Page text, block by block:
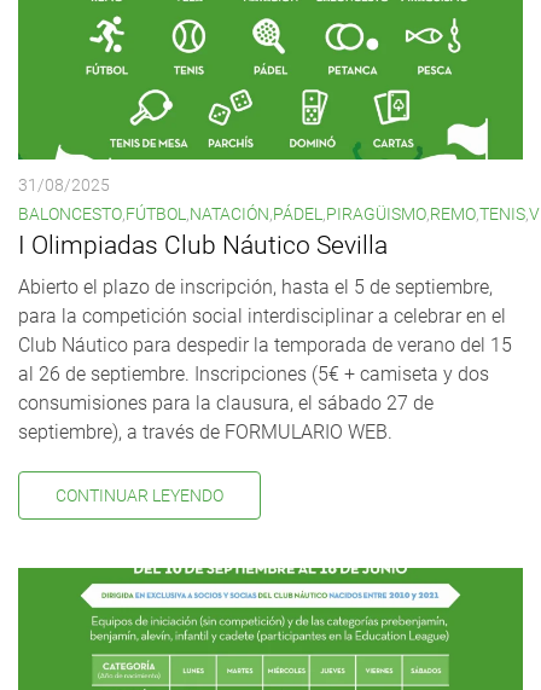
31/08/2025
BALONCESTO FÚTBOL NATACIÓN PÁDEL PIRAGÜISMO REMOTENIS
I Olimpiadas Club Náutico Sevilla
Abierto el plazo de inscripción, hasta el 5 de septiembre,
para la competición social interdisciplinar a celebrar en el
Club Náutico para despedir la temporada de verano del 15
al 26 de septiembre. Inscripciones (5€ + camiseta y dos
consumisiones para la clausura, el sábado 27 de
septiembre), a través de FORMULARIO WEB.
CONTINUAR LEYENDO